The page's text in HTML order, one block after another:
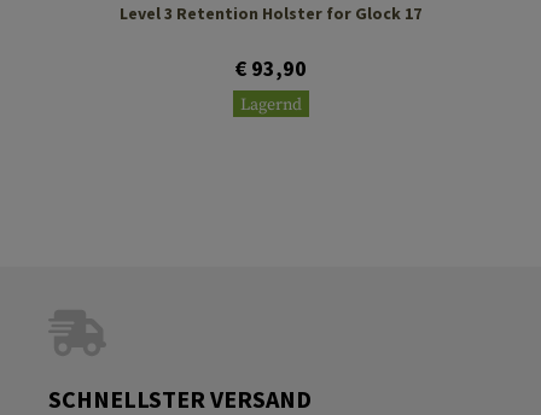
Level 3 Retention Holster for Glock 17
€ 93,90
Lagernd
SCHNELLSTER VERSAND